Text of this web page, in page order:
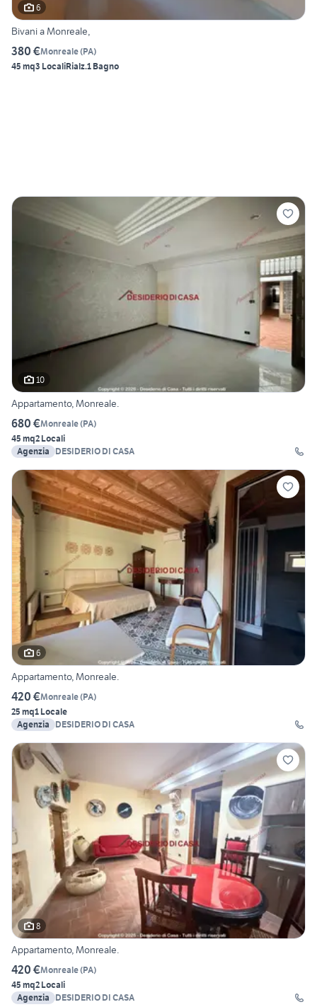
6
Bivani a Monreale,
380 €Monreale(PA)
45 mq3 LocaliRialz.1 Bagno
10
Appartamento, Monreale.
680 €Monreale(PA)
45 mq2 Locali
Agenzia
DESIDERIO DI CASA
6
Appartamento, Monreale.
420 €Monreale(PA)
25 mq1 Locale
Agenzia
DESIDERIO DI CASA
8
Appartamento, Monreale.
420 €Monreale(PA)
45 mq2 Locali
Agenzia
DESIDERIO DI CASA